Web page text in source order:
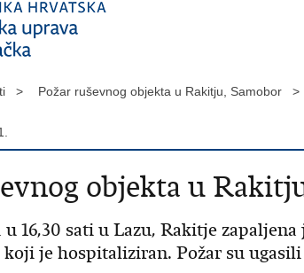
> Požar ruševnog objekta u Rakitju, Samobor >
objekta u
u 16,30 sati u Lazu, Rakitje
je hospitaliziran. Požar su